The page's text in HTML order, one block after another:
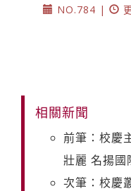
NO.784 |
相關新聞
前筆：校慶
壯麗 名揚國
次筆：校慶